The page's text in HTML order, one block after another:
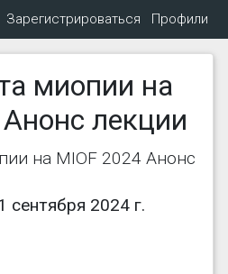
Зарегистрироваться Профили
миопии на
лекции
на MIOF 2024 Анонс
сентября 2024 г.